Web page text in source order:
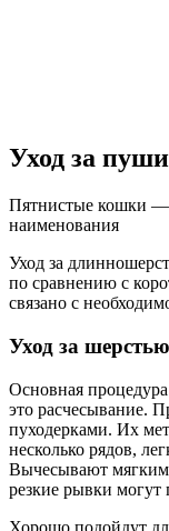
Уход за
Пятнистые кошки —
наименования
Уход за
по сравнению с
связано с
Уход за шерстью
Основная
это расчесывание.
пуходерками. Их
несколько рядов,
Вычесывают
резкие рывки могут
Хорошо подойдут